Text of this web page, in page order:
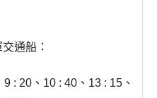
通船：
: 20、10 : 40、13 : 15、